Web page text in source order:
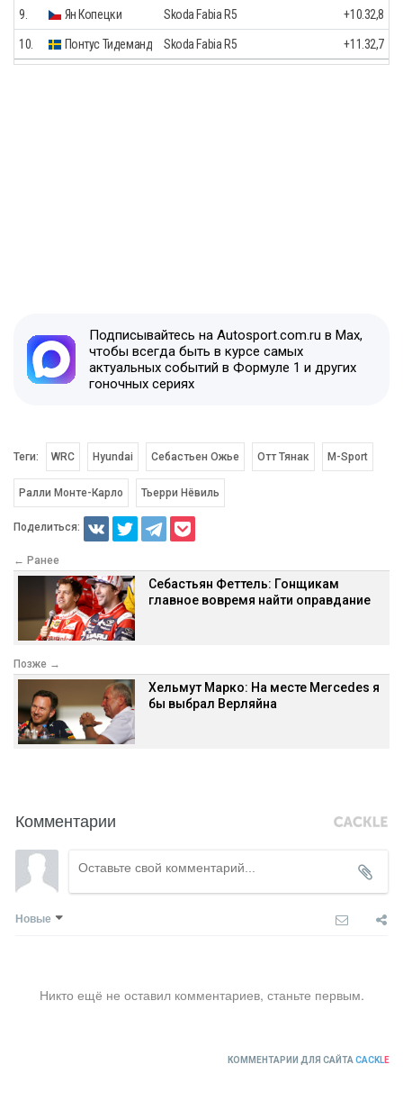
9. Ян Копецки Skoda Fabia R5 +10.32,8
10. Понтус Тидеманд Skoda Fabia R5 +11.32,7
Подписывайтесь на Autosport.com.ru в Max,
чтобы всегда быть в курсе самых
актуальных событий в Формуле 1 и других
гоночных сериях
Теги: WRC Hyundai Себастьен Ожье Отт Тянак M-Sport
Ралли Монте-Карло Тьерри Нёвиль
Поделиться:
← Ранее
Себастьян Феттель: Гонщикам
главное вовремя найти оправдание
Позже →
Хельмут Марко: На месте Mercedes я
бы выбрал Верляйна
Комментарии
Новые
Никто ещё не оставил комментариев, станьте первым.
КОММЕНТАРИИ ДЛЯ САЙТА CACKLE